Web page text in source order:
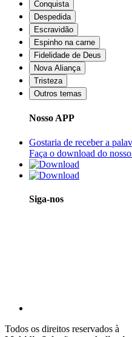
Conquista
Despedida
Escravidão
Espinho na carne
Fidelidade de Deus
Nova Aliança
Tristeza
Outros temas
Nosso APP
Gostaria de receber a
Faça o download do
Siga-nos
Todos os direitos reservados à